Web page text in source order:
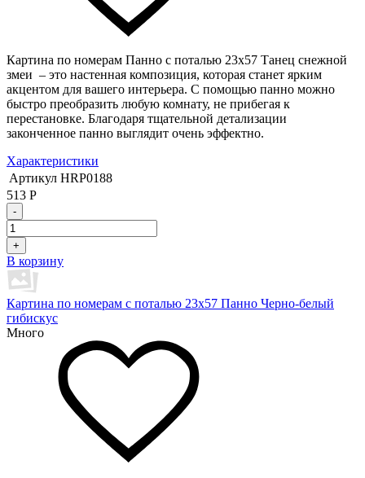
Картина по номерам Панно с поталью 23х57 Танец снежной
змеи – это настенная композиция, которая станет ярким
акцентом для вашего интерьера. С помощью панно можно
быстро преобразить любую комнату, не прибегая к
перестановке. Благодаря тщательной детализации
законченное панно выглядит очень эффектно.
Характеристики
Артикул HRP0188
513 Р
-
+
В корзину
Картина по номерам с поталью 23х57 Панно Черно-белый
гибискус
Много